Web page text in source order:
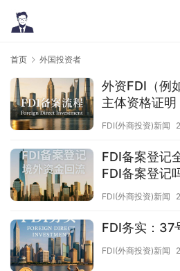
首页 外国投资者
外资FDI（例
主体资格证
和认证手续？
FDI(外商投资)新闻
FDI备案登记
FDI备案登记
FDI(外商投资)新闻
FDI务实：37
FDI(外商投资)新闻